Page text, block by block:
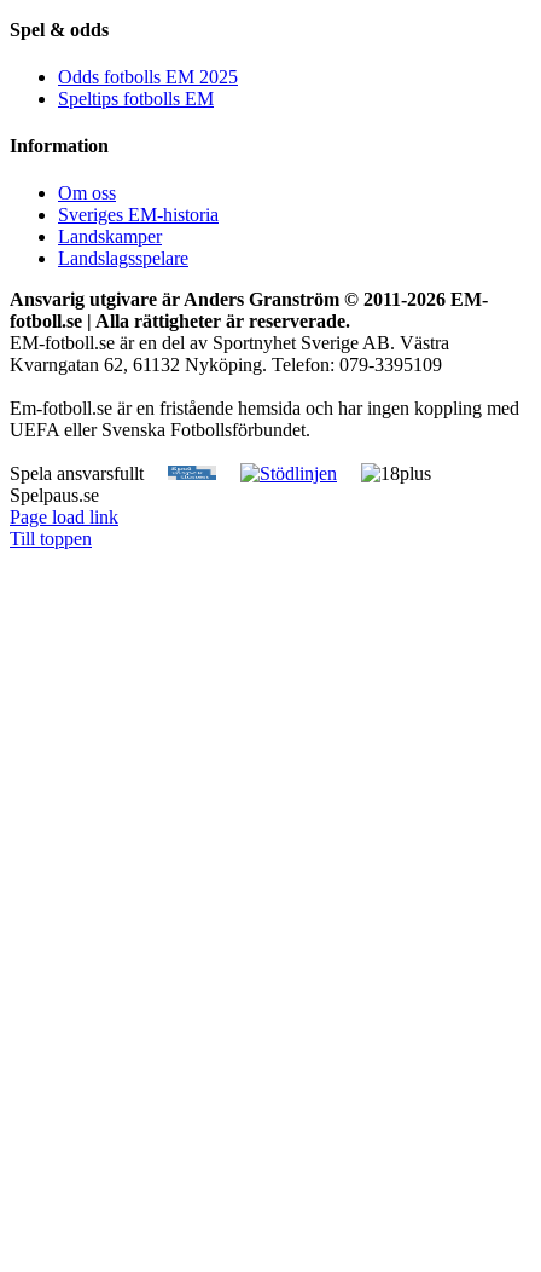
Spel & odds
Odds fotbolls EM 2025
Speltips fotbolls EM
Information
Om oss
Sveriges EM-historia
Landskamper
Landslagsspelare
Ansvarig utgivare är Anders Granström © 2011-2026 EM-
fotboll.se | Alla rättigheter är reserverade.
EM-fotboll.se är en del av Sportnyhet Sverige AB. Västra
Kvarngatan 62, 61132 Nyköping. Telefon: 079-3395109
Em-fotboll.se är en fristående hemsida och har ingen koppling med
UEFA eller Svenska Fotbollsförbundet.
Spela ansvarsfullt
Spelpaus.se
Page load link
Till toppen